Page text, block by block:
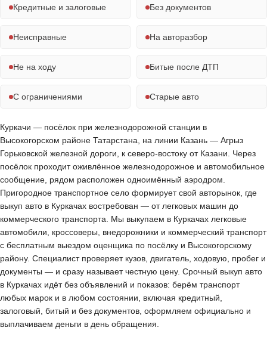
Кредитные и залоговые Без документов
Неисправные На авторазбор
Не на ходу Битые после ДТП
С ограничениями Старые авто
Куркачи — посёлок при железнодорожной станции в
Высокогорском районе Татарстана, на линии Казань — Агрыз
Горьковской железной дороги, к северо-востоку от Казани. Через
посёлок проходит оживлённое железнодорожное и автомобильное
сообщение, рядом расположен одноимённый аэродром.
Пригородное транспортное село формирует свой авторынок, где
выкуп авто в Куркачах востребован — от легковых машин до
коммерческого транспорта. Мы выкупаем в Куркачах легковые
автомобили, кроссоверы, внедорожники и коммерческий транспорт
с бесплатным выездом оценщика по посёлку и Высокогорскому
району. Специалист проверяет кузов, двигатель, ходовую, пробег и
документы — и сразу называет честную цену. Срочный выкуп авто
в Куркачах идёт без объявлений и показов: берём транспорт
любых марок и в любом состоянии, включая кредитный,
залоговый, битый и без документов, оформляем официально и
выплачиваем деньги в день обращения.